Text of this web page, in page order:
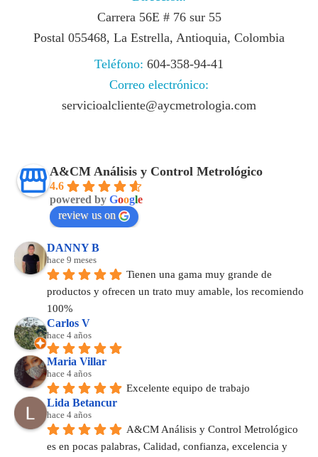
Carrera 56E # 76 sur 55
Postal 055468, La Estrella, Antioquia, Colombia
Teléfono: 604-358-94-41
Correo electrónico:
servicioalcliente@aycmetrologia.com
A&CM Análisis y Control Metrológico
4.6
powered by Google
review us on
DANNY B
hace 9 meses
Tienen una gama muy grande de
productos y ofrecen un trato muy amable, los recomiendo
100%
Carlos V
hace 4 años
Maria Villar
hace 4 años
Excelente equipo de trabajo
Lida Betancur
hace 4 años
A&CM Análisis y Control Metrológico
es en pocas palabras, Calidad, confianza, excelencia y